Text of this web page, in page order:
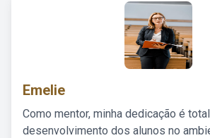
Emelie
Como mentor, minha dedicação é
desenvolvimento dos alunos no